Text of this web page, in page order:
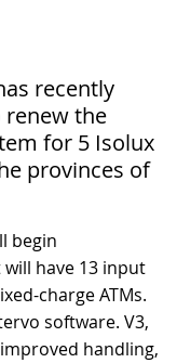
recently
renew the
for 5 Isolux
provinces of
begin
have 13 input
charge ATMs.
software. V3,
handling,